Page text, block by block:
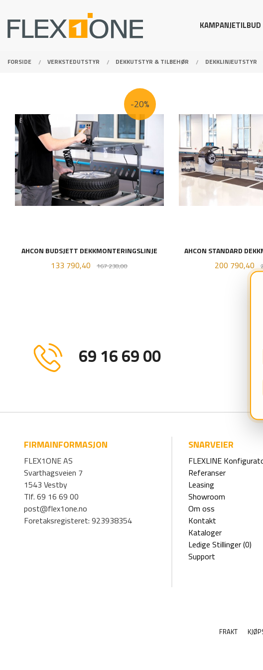
innholdet
KAMPANJETILBUD
FORSIDE VERKSTEDUTSTYR DEKKUTSTYR & TILBEHØR DEKKLINJEUTSTYR
AHCON BUDSJETT DEKKMONTERINGSLINJE
Tilbud
133 790,40 167 238,00Rabatt
-20%
AHCON STANDARD
Tilbud
200 790,40
69 16 69 00
FIRMAINFORMASJON
FLEX1ONE AS
Svarthagsveien 7
1543 Vestby
Tlf. 69 16 69 00
post@flex1one.no
Foretaksregisteret: 923938354
SNARVEIER
FLEXLINE
Referanser
Leasing
Showroom
Om oss
Kontakt
Kataloger
Ledige Stillinger (0)
Support
FRAKT